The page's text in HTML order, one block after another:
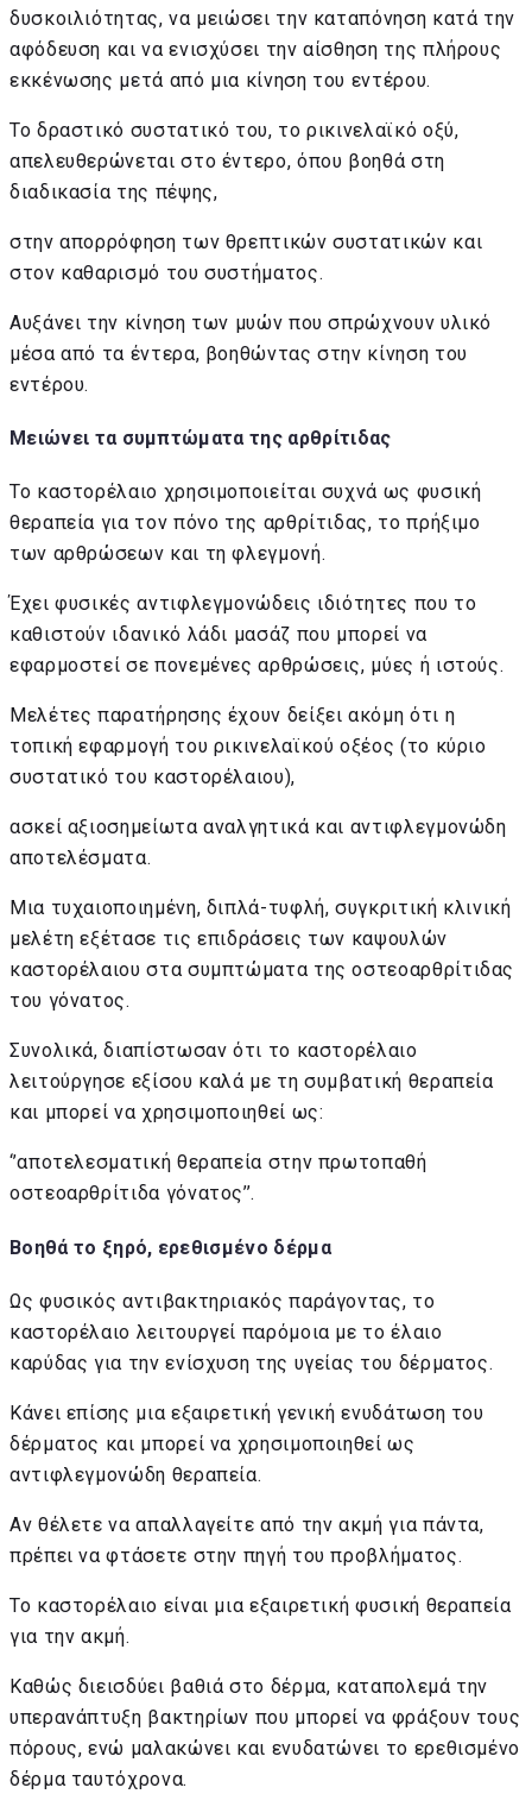
δυσκοιλιότητας, να μειώσει την καταπόνηση κατά την
αφόδευση και να ενισχύσει την αίσθηση της πλήρους
εκκένωσης μετά από μια κίνηση του εντέρου.
Το δραστικό συστατικό του, το ρικινελαϊκό οξύ,
απελευθερώνεται στο έντερο, όπου βοηθά στη
διαδικασία της πέψης,
στην απορρόφηση των θρεπτικών συστατικών και
στον καθαρισμό του συστήματος.
Αυξάνει την κίνηση των μυών που σπρώχνουν υλικό
μέσα από τα έντερα, βοηθώντας στην κίνηση του
εντέρου.
Μειώνει τα συμπτώματα της αρθρίτιδας
Το καστορέλαιο χρησιμοποιείται συχνά ως φυσική
θεραπεία για τον πόνο της αρθρίτιδας, το πρήξιμο
των αρθρώσεων και τη φλεγμονή.
Έχει φυσικές αντιφλεγμονώδεις ιδιότητες που το
καθιστούν ιδανικό λάδι μασάζ που μπορεί να
εφαρμοστεί σε πονεμένες αρθρώσεις, μύες ή ιστούς.
Μελέτες παρατήρησης έχουν δείξει ακόμη ότι η
τοπική εφαρμογή του ρικινελαϊκού οξέος (το κύριο
συστατικό του καστορέλαιου),
ασκεί αξιοσημείωτα αναλγητικά και αντιφλεγμονώδη
αποτελέσματα.
Μια τυχαιοποιημένη, διπλά-τυφλή, συγκριτική κλινική
μελέτη εξέτασε τις επιδράσεις των καψουλών
καστορέλαιου στα συμπτώματα της οστεοαρθρίτιδας
του γόνατος.
Συνολικά, διαπίστωσαν ότι το καστορέλαιο
λειτούργησε εξίσου καλά με τη συμβατική θεραπεία
και μπορεί να χρησιμοποιηθεί ως:
‘’αποτελεσματική θεραπεία στην πρωτοπαθή
οστεοαρθρίτιδα γόνατος’’.
Βοηθά το ξηρό, ερεθισμένο δέρμα
Ως φυσικός αντιβακτηριακός παράγοντας, το
καστορέλαιο λειτουργεί παρόμοια με το έλαιο
καρύδας για την ενίσχυση της υγείας του δέρματος.
Κάνει επίσης μια εξαιρετική γενική ενυδάτωση του
δέρματος και μπορεί να χρησιμοποιηθεί ως
αντιφλεγμονώδη θεραπεία.
Αν θέλετε να απαλλαγείτε από την ακμή για πάντα,
πρέπει να φτάσετε στην πηγή του προβλήματος.
Το καστορέλαιο είναι μια εξαιρετική φυσική θεραπεία
για την ακμή.
Καθώς διεισδύει βαθιά στο δέρμα, καταπολεμά την
υπερανάπτυξη βακτηρίων που μπορεί να φράξουν τους
πόρους, ενώ μαλακώνει και ενυδατώνει το ερεθισμένο
δέρμα ταυτόχρονα.